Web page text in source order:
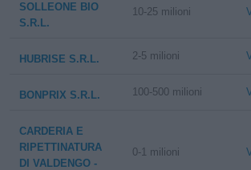
SOLLEONE BIO
S.R.L.
10-25 milioni
HUBRISE S.R.L. 2-5 milioni
BONPRIX S.R.L. 100-500 milioni
CARDERIA E
RIPETTINATURA
DI VALDENGO -
0-1 milioni